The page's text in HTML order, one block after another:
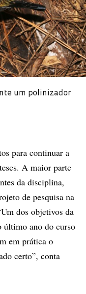
um polinizador
para continuar a
A maior parte
da disciplina,
de pesquisa na
dos objetivos da
último ano do curso
em prática o
certo”, conta